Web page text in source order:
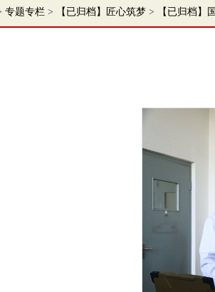
专题专栏 > 【已归档】匠心筑梦 > 【已归档】